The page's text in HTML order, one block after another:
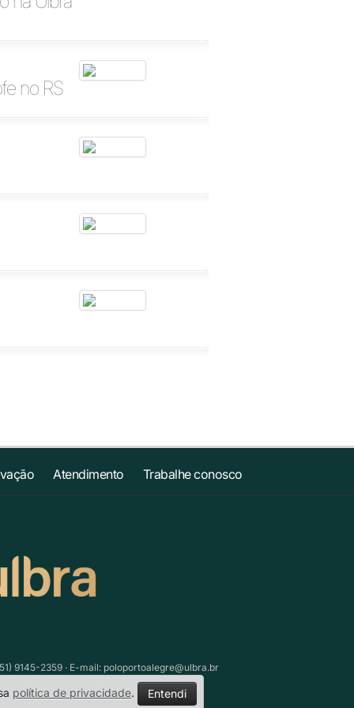
no RS
Atendimento Trabalhe conosco
9145-2359 · E-mail: poloportoalegre@ulbra.br
política de privacidade. Entendi